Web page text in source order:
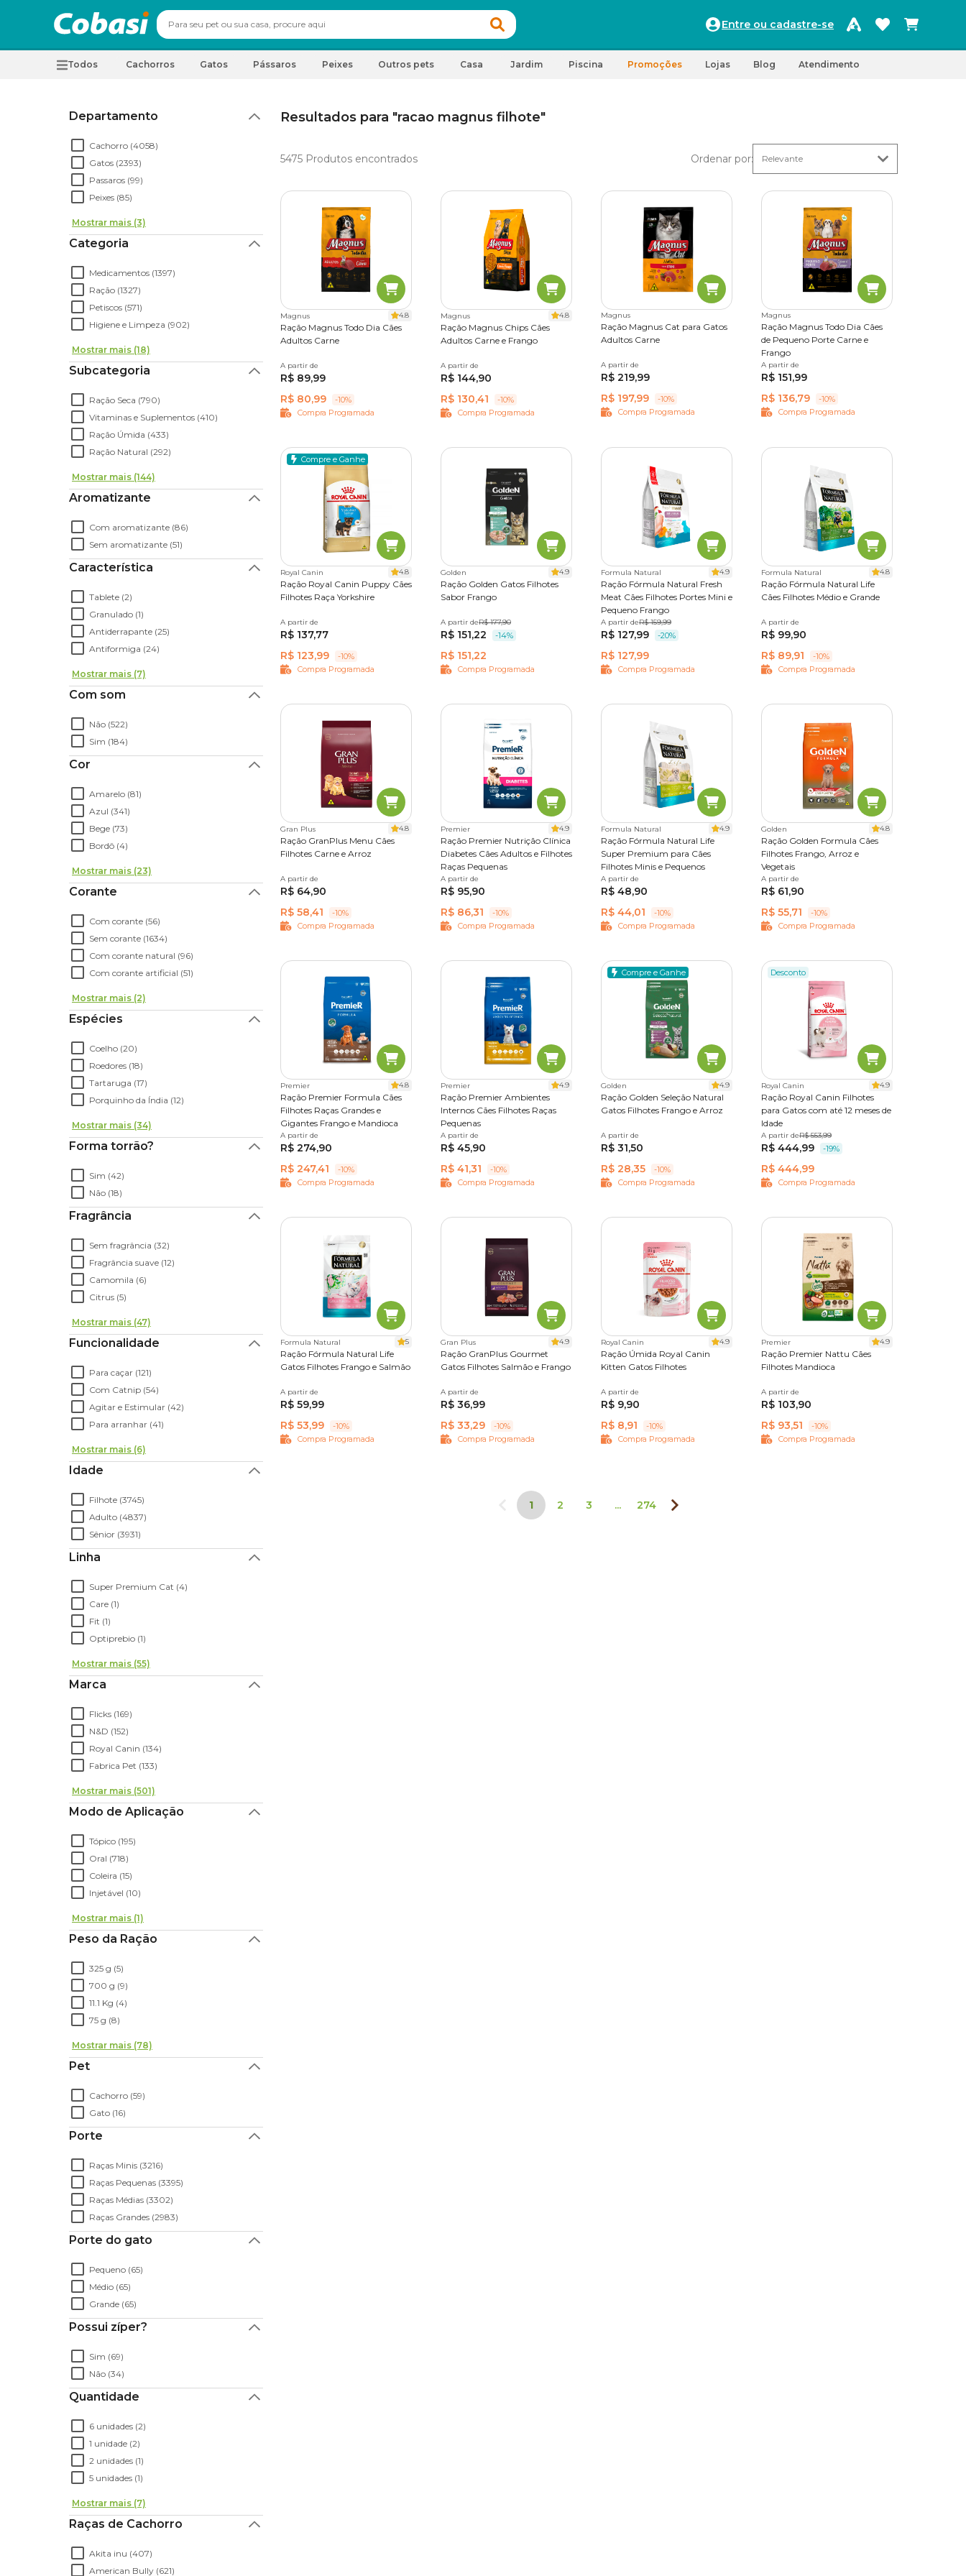
Entre ou cadastre-se
Todos Cachorros Gatos Pássaros Peixes Outros pets Casa Jardim Piscina Promoções Lojas Blog Atendimento
Departamento
Cachorro (4058)
Gatos (2393)
Passaros (99)
Peixes (85)
Mostrar mais (3)
Categoria
Medicamentos (1397)
Ração (1327)
Petiscos (571)
Higiene e Limpeza (902)
Mostrar mais (18)
Subcategoria
Ração Seca (790)
Vitaminas e Suplementos (410)
Ração Úmida (433)
Ração Natural (292)
Mostrar mais (144)
Aromatizante
Com aromatizante (86)
Sem aromatizante (51)
Característica
Tablete (2)
Granulado (1)
Antiderrapante (25)
Antiformiga (24)
Mostrar mais (7)
Com som
Não (522)
Sim (184)
Cor
Amarelo (81)
Azul (341)
Bege (73)
Bordô (4)
Mostrar mais (23)
Corante
Com corante (56)
Sem corante (1634)
Com corante natural (96)
Com corante artificial (51)
Mostrar mais (2)
Espécies
Coelho (20)
Roedores (18)
Tartaruga (17)
Porquinho da Índia (12)
Mostrar mais (34)
Forma torrão?
Sim (42)
Não (18)
Fragrância
Sem fragrância (32)
Fragrância suave (12)
Camomila (6)
Citrus (5)
Mostrar mais (47)
Funcionalidade
Para caçar (121)
Com Catnip (54)
Agitar e Estimular (42)
Para arranhar (41)
Mostrar mais (6)
Idade
Filhote (3745)
Adulto (4837)
Sênior (3931)
Linha
Super Premium Cat (4)
Care (1)
Fit (1)
Optiprebio (1)
Mostrar mais (55)
Marca
Flicks (169)
N&D (152)
Royal Canin (134)
Fabrica Pet (133)
Mostrar mais (501)
Modo de Aplicação
Tópico (195)
Oral (718)
Coleira (15)
Injetável (10)
Mostrar mais (1)
Peso da Ração
325 g (5)
700 g (9)
11.1 Kg (4)
75 g (8)
Mostrar mais (78)
Pet
Cachorro (59)
Gato (16)
Porte
Raças Minis (3216)
Raças Pequenas (3395)
Raças Médias (3302)
Raças Grandes (2983)
Porte do gato
Pequeno (65)
Médio (65)
Grande (65)
Possui zíper?
Sim (69)
Não (34)
Quantidade
6 unidades (2)
1 unidade (2)
2 unidades (1)
5 unidades (1)
Mostrar mais (7)
Raças de Cachorro
Akita inu (407)
American Bully (621)
Resultados para "racao magnus filhote"
5475 Produtos encontrados Ordenar por:
Magnus 4.8
Ração Magnus Todo Dia Cães
Adultos Carne
10,1 kg
A partir de
R$ 89,99
R$ 80,99
-10%
Compra Programada
Magnus 4.8
Ração Magnus Chips Cães
Adultos Carne e Frango
20 kg
A partir de
R$ 144,90
R$ 130,41
-10%
Compra Programada
Magnus
Ração Magnus Cat para Gatos
Adultos Carne
20 kg
A partir de
R$ 219,99
R$ 197,99
-10%
Compra Programada
Magnus
Ração Magnus Todo Dia Cães
de Pequeno Porte Carne e
Frango
20 kg
A partir de
R$ 151,99
R$ 136,79
-10%
Compra Programada
Compre e Ganhe
Royal Canin 4.8
Ração Royal Canin Puppy Cães
Filhotes Raça Yorkshire
2,5kg
A partir de
R$ 137,77
R$ 123,99
-10%
Compra Programada
Golden 4.9
Ração Golden Gatos Filhotes
Sabor Frango
1 kg 3 kg 10,1 kg
A partir deR$ 177,90
R$ 151,22 -14%
R$ 151,22
Compra Programada
Formula Natural 4.9
Ração Fórmula Natural Fresh
Meat Cães Filhotes Portes Mini e
Pequeno Frango
1 kg
2,5 kg
10,1kg pac. Indiv. de 505g
A partir deR$ 159,99
R$ 127,99 -20%
R$ 127,99
Compra Programada
Formula Natural 4.8
Ração Fórmula Natural Life
Cães Filhotes Médio e Grande
2,5 kg
A partir de
R$ 99,90
R$ 89,91
-10%
Compra Programada
Gran Plus 4.8
Ração GranPlus Menu Cães
Filhotes Carne e Arroz
3 kg 10,1 kg
A partir de
R$ 64,90
R$ 58,41
-10%
Compra Programada
Premier 4.9
Ração Premier Nutrição Clínica
Diabetes Cães Adultos e Filhotes
Raças Pequenas
2 kg 10,1 kg
A partir de
R$ 95,90
R$ 86,31
-10%
Compra Programada
Formula Natural 4.9
Ração Fórmula Natural Life
Super Premium para Cães
Filhotes Minis e Pequenos
1 kg 2,5 kg
A partir de
R$ 48,90
R$ 44,01
-10%
Compra Programada
Golden 4.8
Ração Golden Formula Cães
Filhotes Frango, Arroz e
Vegetais
3 kg 15 kg
A partir de
R$ 61,90
R$ 55,71
-10%
Compra Programada
Premier 4.8
Ração Premier Formula Cães
Filhotes Raças Grandes e
Gigantes Frango e Mandioca
15 kg
A partir de
R$ 274,90
R$ 247,41
-10%
Compra Programada
Premier 4.9
Ração Premier Ambientes
Internos Cães Filhotes Raças
Pequenas
1 kg 2,5 kg
A partir de
R$ 45,90
R$ 41,31
-10%
Compra Programada
Compre e Ganhe
Golden 4.9
Ração Golden Seleção Natural
Gatos Filhotes Frango e Arroz
1 kg 3 kg
A partir de
R$ 31,50
R$ 28,35
-10%
Compra Programada
Desconto
Royal Canin 4.9
Ração Royal Canin Filhotes
para Gatos com até 12 meses de
Idade
400 g 1,5 kg
A partir deR$ 553,99
R$ 444,99 -19%
R$ 444,99
Compra Programada
Formula Natural 5
Ração Fórmula Natural Life
Gatos Filhotes Frango e Salmão
1 kg 10,1 kg
A partir de
R$ 59,99
R$ 53,99
-10%
Compra Programada
Gran Plus 4.9
Ração GranPlus Gourmet
Gatos Filhotes Salmão e Frango
1 kg 3 kg
A partir de
R$ 36,99
R$ 33,29
-10%
Compra Programada
Royal Canin 4.9
Ração Úmida Royal Canin
Kitten Gatos Filhotes
85 g
A partir de
R$ 9,90
R$ 8,91
-10%
Compra Programada
Premier 4.9
Ração Premier Nattu Cães
Filhotes Mandioca
2,5 kg
A partir de
R$ 103,90
R$ 93,51
-10%
Compra Programada
1 2 3 ... 274